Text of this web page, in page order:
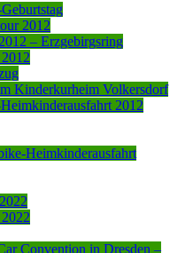
2012
– Erzgebirgsring
Kinderkurheim Volkersdorf
2012
Heimkinderausfahrt
Convention in Dresden –